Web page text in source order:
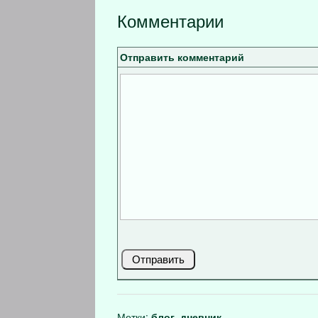
Комментарии
Отправить комментарий